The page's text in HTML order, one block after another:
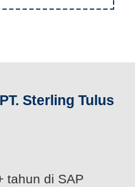
Sterling Tulus
tahun di SAP